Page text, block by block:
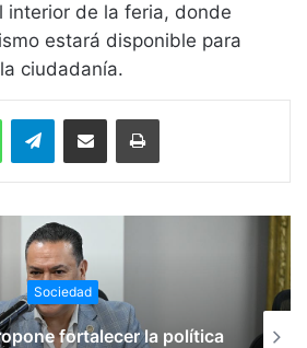
interior de la feria, donde
estará disponible para
ciudadanía.
WhatsAppTelegramCompartir vía email Imprimir
Sociedad